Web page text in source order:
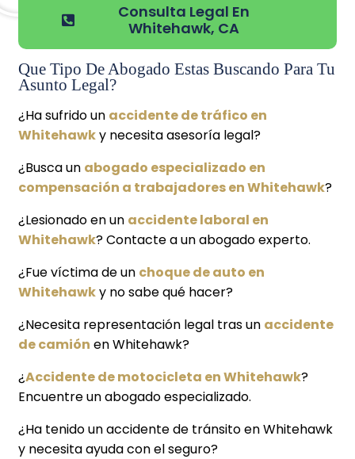
Consulta Legal En
Whitehawk, CA
Que Tipo De Abogado Estas Buscando Para Tu
Asunto Legal?
¿Ha sufrido un accidente de tráfico en
Whitehawky necesita asesoría legal?
¿Busca un abogado especializado en
compensación a trabajadores en Whitehawk?
¿Lesionado en un accidente laboral en
Whitehawk? Contacte a un abogado experto.
¿Fue víctima de un choque de auto en
Whitehawky no sabe qué hacer?
¿Necesita representación legal tras un accidente
de camión en Whitehawk?
¿Accidente de motocicleta en Whitehawk?
Encuentre un abogado especializado.
¿Ha tenido un accidente de tránsito en Whitehawk
y necesita ayuda con el seguro?